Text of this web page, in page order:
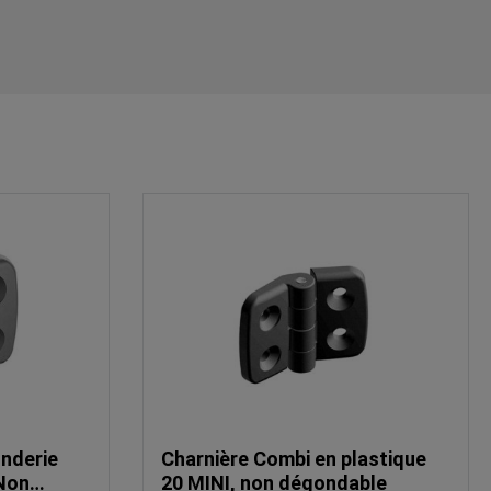
Charnière Combi en plastique
20 MINI, non dégondable